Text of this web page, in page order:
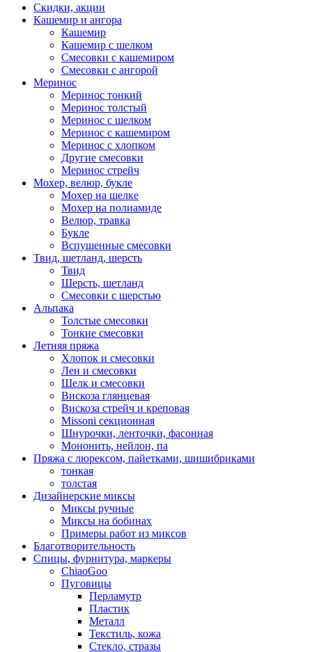
Скидки, акции
Кашемир и ангора
Кашемир
Кашемир с шелком
Смесовки с кашемиром
Смесовки с ангорой
Меринос
Меринос тонкий
Меринос толстый
Меринос с шелком
Меринос с кашемиром
Меринос с хлопком
Другие смесовки
Меринос стрейч
Мохер, велюр, букле
Мохер на шелке
Мохер на полиамиде
Велюр, травка
Букле
Вспушенные смесовки
Твид, шетланд, шерсть
Твид
Шерсть, шетланд
Смесовки с шерстью
Альпака
Толстые смесовки
Тонкие смесовки
Летняя пряжа
Хлопок и смесовки
Лен и смесовки
Шелк и смесовки
Вискоза глянцевая
Вискоза стрейч и креповая
Missoni секционная
Шнурочки, ленточки, фасонная
Мононить, нейлон, па
Пряжа с люрексом, пайетками, шишибриками
тонкая
толстая
Дизайнерские миксы
Миксы ручные
Миксы на бобинах
Примеры работ из миксов
Благотворительность
Спицы, фурнитура, маркеры
ChiaoGoo
Пуговицы
Перламутр
Пластик
Металл
Текстиль, кожа
Стекло, стразы